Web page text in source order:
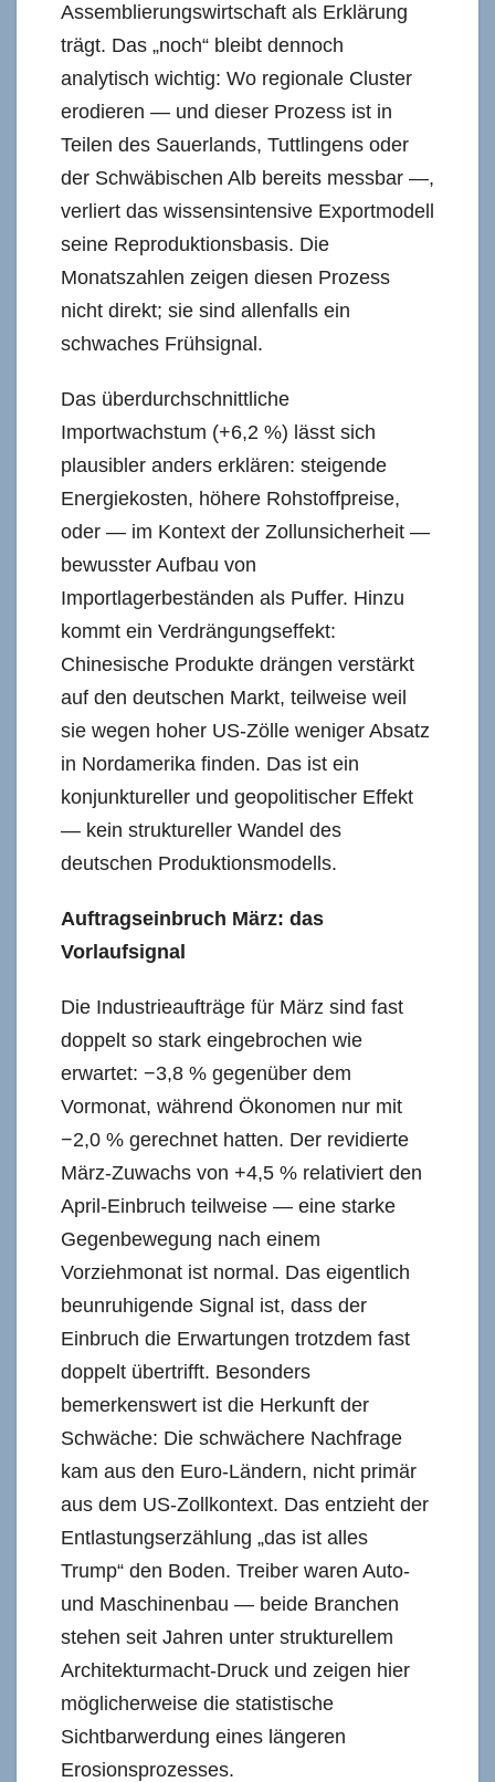
Assemblierungswirtschaft als Erklärung
trägt. Das „noch“ bleibt dennoch
analytisch wichtig: Wo regionale Cluster
erodieren — und dieser Prozess ist in
Teilen des Sauerlands, Tuttlingens oder
der Schwäbischen Alb bereits messbar —,
verliert das wissensintensive Exportmodell
seine Reproduktionsbasis. Die
Monatszahlen zeigen diesen Prozess
nicht direkt; sie sind allenfalls ein
schwaches Frühsignal.
Das überdurchschnittliche
Importwachstum (+6,2 %) lässt sich
plausibler anders erklären: steigende
Energiekosten, höhere Rohstoffpreise,
oder — im Kontext der Zollunsicherheit —
bewusster Aufbau von
Importlagerbeständen als Puffer. Hinzu
kommt ein Verdrängungseffekt:
Chinesische Produkte drängen verstärkt
auf den deutschen Markt, teilweise weil
sie wegen hoher US-Zölle weniger Absatz
in Nordamerika finden. Das ist ein
konjunktureller und geopolitischer Effekt
— kein struktureller Wandel des
deutschen Produktionsmodells.
Auftragseinbruch März: das
Vorlaufsignal
Die Industrieaufträge für März sind fast
doppelt so stark eingebrochen wie
erwartet: −3,8 % gegenüber dem
Vormonat, während Ökonomen nur mit
−2,0 % gerechnet hatten. Der revidierte
März-Zuwachs von +4,5 % relativiert den
April-Einbruch teilweise — eine starke
Gegenbewegung nach einem
Vorziehmonat ist normal. Das eigentlich
beunruhigende Signal ist, dass der
Einbruch die Erwartungen trotzdem fast
doppelt übertrifft. Besonders
bemerkenswert ist die Herkunft der
Schwäche: Die schwächere Nachfrage
kam aus den Euro-Ländern, nicht primär
aus dem US-Zollkontext. Das entzieht der
Entlastungserzählung „das ist alles
Trump“ den Boden. Treiber waren Auto-
und Maschinenbau — beide Branchen
stehen seit Jahren unter strukturellem
Architekturmacht-Druck und zeigen hier
möglicherweise die statistische
Sichtbarwerdung eines längeren
Erosionsprozesses.